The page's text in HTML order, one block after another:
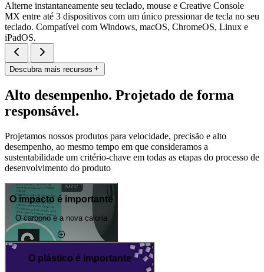
Alterne instantaneamente seu teclado, mouse e Creative Console
MX entre até 3 dispositivos com um único pressionar de tecla no seu
teclado. Compatível com Windows, macOS, ChromeOS, Linux e
iPadOS.
Descubra mais recursos
Alto desempenho. Projetado de forma
responsável.
Projetamos nossos produtos para velocidade, precisão e alto
desempenho, ao mesmo tempo em que consideramos a
sustentabilidade um critério-chave em todas as etapas do processo de
desenvolvimento do produto
O impacto é importante
O carbono é a nova caloria
O plástico é importante